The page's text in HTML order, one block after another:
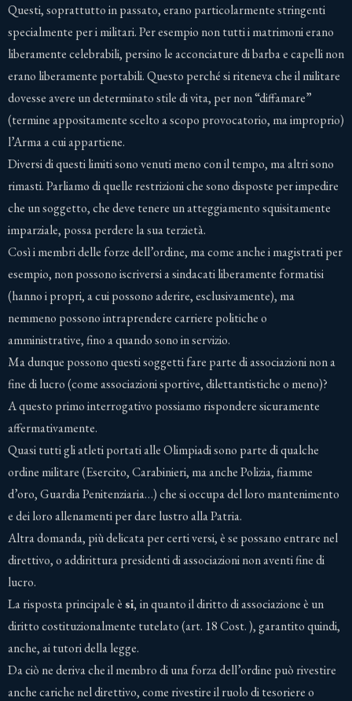
Questi, soprattutto in passato, erano particolarmente stringenti
specialmente per i militari. Per esempio non tutti i matrimoni erano
liberamente celebrabili, persino le acconciature di barba e capelli non
erano liberamente portabili. Questo perché si riteneva che il militare
dovesse avere un determinato stile di vita, per non “diffamare”
(termine appositamente scelto a scopo provocatorio, ma improprio)
l’Arma a cui appartiene.
Diversi di questi limiti sono venuti meno con il tempo, ma altri sono
rimasti. Parliamo di quelle restrizioni che sono disposte per impedire
che un soggetto, che deve tenere un atteggiamento squisitamente
imparziale, possa perdere la sua terzietà.
Così i membri delle forze dell’ordine, ma come anche i magistrati per
esempio, non possono iscriversi a sindacati liberamente formatisi
(hanno i propri, a cui possono aderire, esclusivamente), ma
nemmeno possono intraprendere carriere politiche o
amministrative, fino a quando sono in servizio.
Ma dunque possono questi soggetti fare parte di associazioni non a
fine di lucro (come associazioni sportive, dilettantistiche o meno)?
A questo primo interrogativo possiamo rispondere sicuramente
affermativamente.
Quasi tutti gli atleti portati alle Olimpiadi sono parte di qualche
ordine militare (Esercito, Carabinieri, ma anche Polizia, fiamme
d’oro, Guardia Penitenziaria…) che si occupa del loro mantenimento
e dei loro allenamenti per dare lustro alla Patria.
Altra domanda, più delicata per certi versi, è se possano entrare nel
direttivo, o addirittura presidenti di associazioni non aventi fine di
lucro.
La risposta principale èsi, in quanto il diritto di associazione è un
diritto costituzionalmente tutelato (art. 18 Cost. ), garantito quindi,
anche, ai tutori della legge.
Da ciò ne deriva che il membro di una forza dell’ordine può rivestire
anche cariche nel direttivo, come rivestire il ruolo di tesoriere o